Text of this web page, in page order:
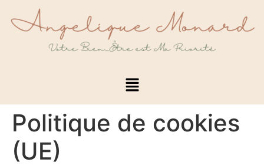
Politique de cookies
(UE)